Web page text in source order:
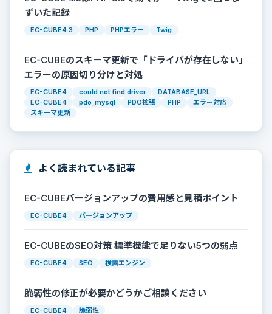
ずいた記録
EC-CUBE4.3 PHP PHPエラー Twig
EC-CUBEのスキーマ更新で「ドライバが存在しない」
エラーの原因切り分けと対処
EC-CUBE4 could not find driver
DATABASE_URL
EC-CUBE4
pdo_mysql PDO拡張 PHP
エラー対応
スキーマ更新
よく読まれている記事
EC-CUBEバージョンアップの費用感と見積ポイント
EC-CUBE4 バージョンアップ
EC-CUBEのSEO対策 標準機能で足りない5つの弱点
EC-CUBE4 SEO 検索エンジン
脆弱性の修正が必要かどうかご相談ください
EC-CUBE4 脆弱性